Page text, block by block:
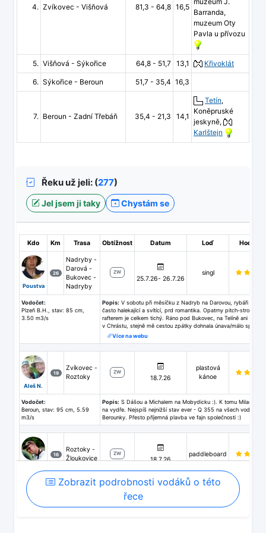
4. Zvíkovec - Višňová 81,3 - 64,8 16,5
Barranda,
muzeum Oty
Pavla u přívozu
5. Višňová - Sýkořice 64,8 - 51,7 13,1 Křivoklát
6. Sýkořice - Beroun 51,7 - 35,4 16,3
7. Beroun - Zadní Třebáň 35,4 - 21,3 14,1
Tetín,
Koněpruské
jeskyně,
Karlštejn
Řeku už jeli: (277)
Jel jsem ji taky Chystám se
Kdo Km Trasa Obtížnost Datum Loď
Poustva
26
Nadryby -
Darová -
Bukovec -
Nadryby
ZW
25.7.26- 26.7.26
singl
Vodočet:
Plzeň B.H., stav: 85 cm,
3.50 m3/s
Popis: V sobotu při měsíčku z Nadryb na Darovou, rybáři po
často halekající a svítící, prd romantika. Opatrny pitch-stroke s
rafterem je celkem tichý. Ráno pod Bukovec, na Telíně ani
v Chrástu, stejně mě cestou zpátky dohnala únava/málo spánku
Více na webu
Aleš N.
19
Zvíkovec -
Roztoky
ZW
18.7.26
plastová
kánoe
Vodočet:
Beroun, stav: 95 cm, 5.59
m3/s
Popis: S Dášou a Michalem na Mobydicku :). K tomu Milan s
na vydře. Nejspíš nejnižší stav ever - Q 355 na všech vodočtech
Berounky. Přesto příjemná plavba ve fajn společnosti :)
16
Roztoky -
Žloukovice
ZW
18.7.26
paddleboard
Vodočet:
Beroun, stav: 97 cm, 6.07
m3/s
Popis:Úsek obsahuje vícero pasáží s vodním rostlinstvem a
mělčinami přes celou šíři toku. Za daného průtoku musela flosna
Jinak jde o méně osídlenou krajinu, jejíž klid jen občas narušoval
projíždějící vlak.
Zobrazit podrobnosti vodáků o této
řece